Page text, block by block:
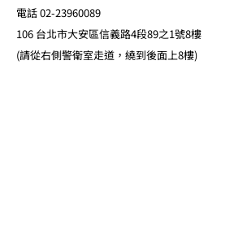
電話 02-23960089
106 台北市大安區信義路4段89之1號8樓
(請從右側警衛室走道，繞到後面上8樓)